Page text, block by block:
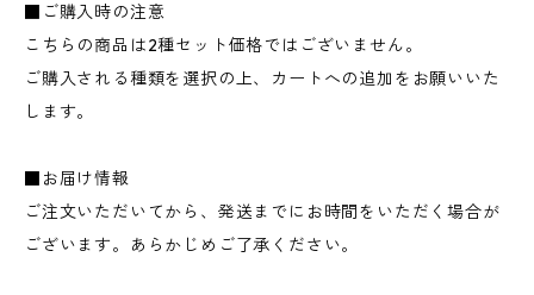
■ご購入時の注意
こちらの商品は2種セット価格ではございません。
ご購入される種類を選択の上、カートへの追加をお願いいた
します。
■お届け情報
ご注文いただいてから、発送までにお時間をいただく場合が
ございます。あらかじめご了承ください。